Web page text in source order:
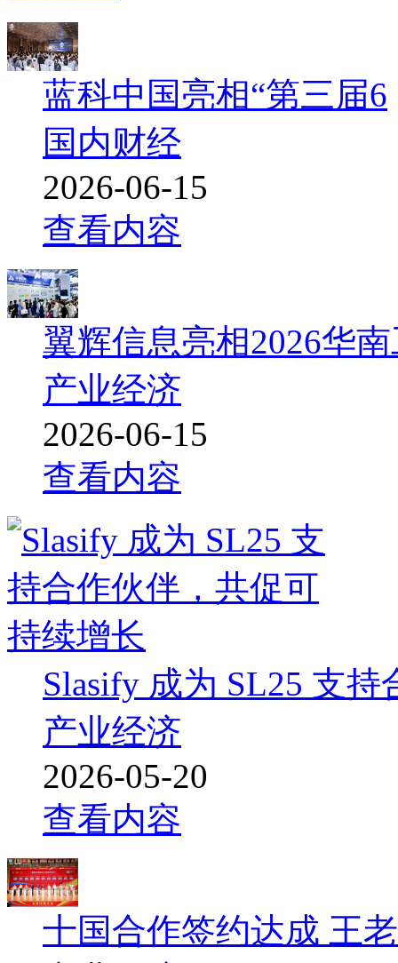
蓝科中国亮相“第三届6
国内财经
2026-06-15
查看内容
翼辉信息亮相2026华
产业经济
2026-06-15
查看内容
Slasify 成为 SL25 支持
产业经济
2026-05-20
查看内容
十国合作签约达成 王